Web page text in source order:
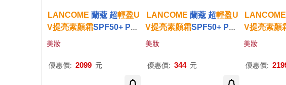
LANCOME 蘭蔻 超輕盈U
V提亮素顏霜SPF50+ PA+
+++(30ml)#玫瑰粉+超
珍珠白-公司貨
美妝
優惠價: 2099 元
LANCOME 蘭蔻 超輕盈U
V提亮素顏霜SPF50+ PA+
+++(10ml)X2#珍珠白-公
美妝
優惠價: 344 元
LANCOME
V提亮素顏
+++(50ml)-
美妝
優惠價: